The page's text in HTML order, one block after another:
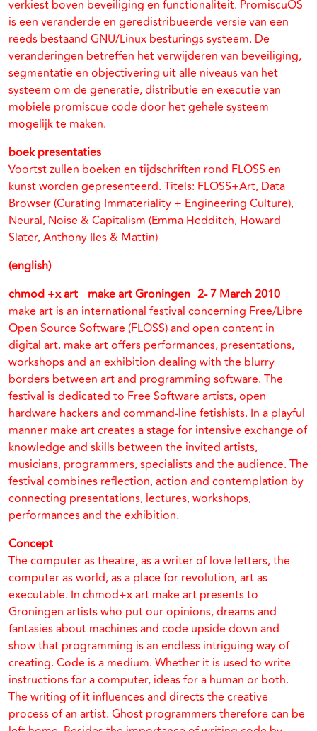
verkiest boven beveiliging en functionaliteit. PromiscuOS
is een veranderde en geredistribueerde versie van een
reeds bestaand GNU/Linux besturings systeem. De
veranderingen betreffen het verwijderen van beveiliging,
segmentatie en objectivering uit alle niveaus van het
systeem om de generatie, distributie en executie van
mobiele promiscue code door het gehele systeem
mogelijk te maken.
boek presentaties
Voortst zullen boeken en tijdschriften rond FLOSS en
kunst worden gepresenteerd. Titels: FLOSS+Art, Data
Browser (Curating Immateriality + Engineering Culture),
Neural, Noise & Capitalism (Emma Hedditch, Howard
Slater, Anthony Iles & Mattin)
(english)
chmod +x art make art Groningen 2- 7 March 2010
make art is an international festival concerning Free/Libre
Open Source Software (FLOSS) and open content in
digital art. make art offers performances, presentations,
workshops and an exhibition dealing with the blurry
borders between art and programming software. The
festival is dedicated to Free Software artists, open
hardware hackers and command-line fetishists. In a playful
manner make art creates a stage for intensive exchange of
knowledge and skills between the invited artists,
musicians, programmers, specialists and the audience. The
festival combines reflection, action and contemplation by
connecting presentations, lectures, workshops,
performances and the exhibition.
Concept
The computer as theatre, as a writer of love letters, the
computer as world, as a place for revolution, art as
executable. In chmod+x art make art presents to
Groningen artists who put our opinions, dreams and
fantasies about machines and code upside down and
show that programming is an endless intriguing way of
creating. Code is a medium. Whether it is used to write
instructions for a computer, ideas for a human or both.
The writing of it influences and directs the creative
process of an artist. Ghost programmers therefore can be